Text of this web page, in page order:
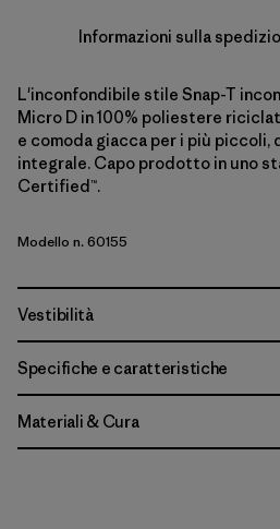
Informazioni sulla
L'inconfondibile stile Snap-T
Micro D in 100% poliestere
e comoda giacca per i più
integrale. Capo prodotto in uno
Certified™.
Modello n. 60155
Vestibilità
Specifiche e caratteristiche
Materiali & Cura